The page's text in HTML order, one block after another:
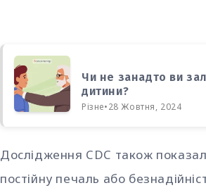
Чи не занадто ви
дитини?
Різне•28 Жовтня, 2024
Дослідження CDC також
постійну печаль або